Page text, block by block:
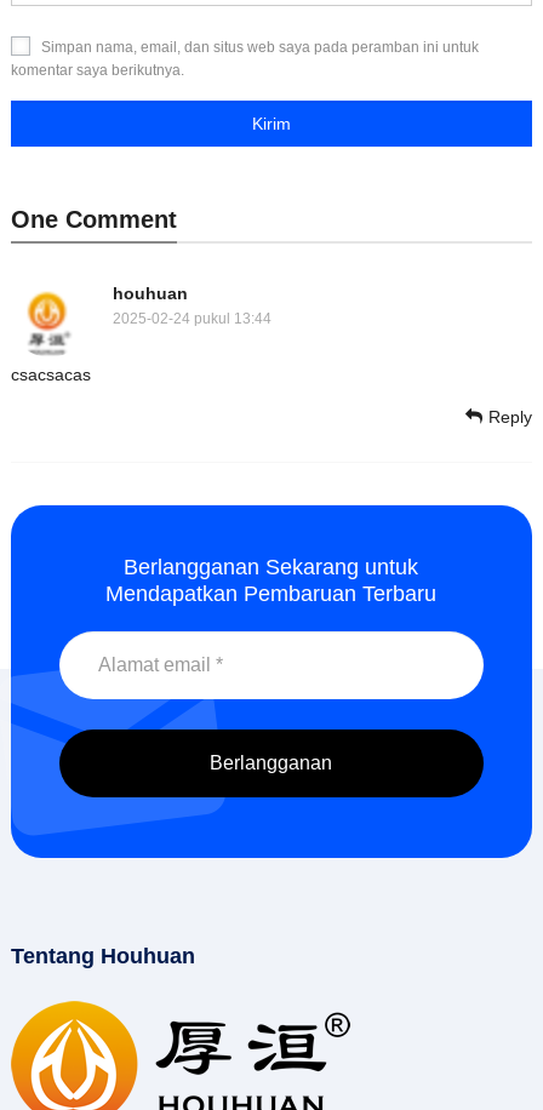
Simpan nama, email, dan situs web saya pada peramban ini untuk
komentar saya berikutnya.
One Comment
houhuan
2025-02-24 pukul 13:44
csacsacas
Reply
Berlangganan Sekarang untuk
Mendapatkan Pembaruan Terbaru
Tentang Houhuan